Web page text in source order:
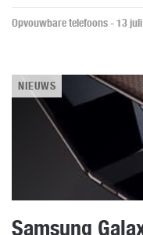
Opvouwbare telefoons - 13
NIEUWS
Samsung